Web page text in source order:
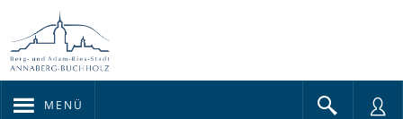
MENÜ